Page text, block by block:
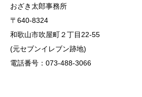
おざき太郎事務所
〒640-8324
和歌山市吹屋町２丁目22-55
(元セブンイレブン跡地)
電話番号：073-488-3066